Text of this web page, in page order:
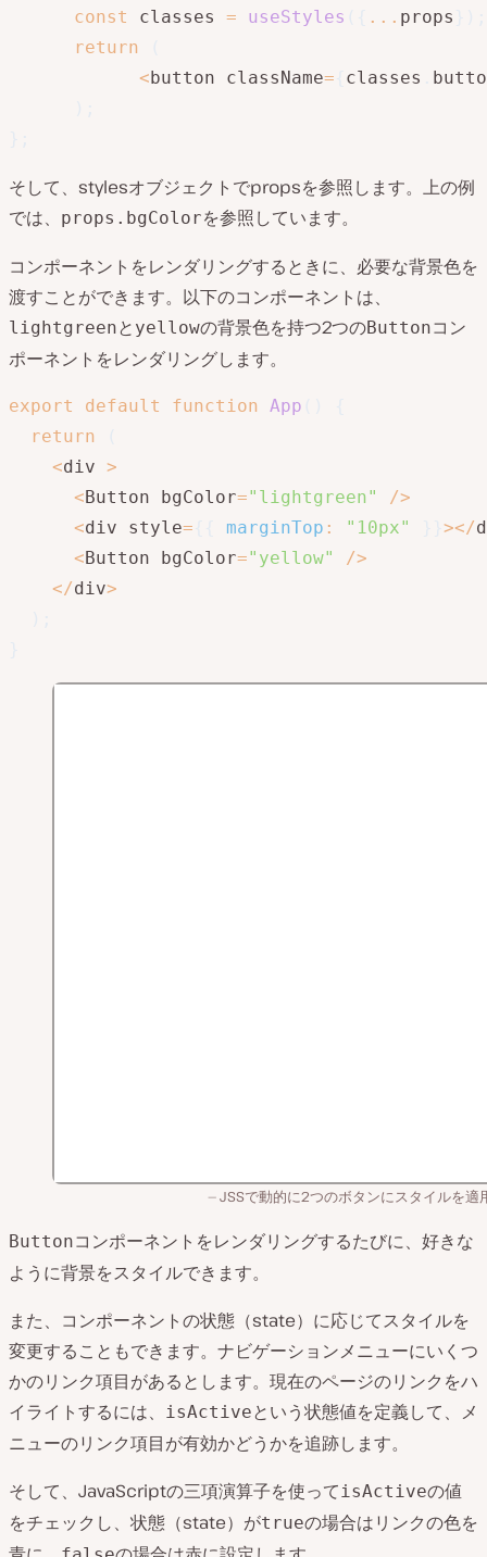
const classes = useStyles ... props
return
<button className= classes
そして、stylesオブジェクトでpropsを参照します。上の例
では、
props.bgColorを参照しています。
コンポーネントをレンダリングするときに、必要な背景色を
渡すことができます。以下のコンポーネントは、
lightgreenと yellowの背景色を持つ2つのButtonコン
ポーネントをレンダリングします。
export default function App
return
<div >
<Button bgColor="lightgreen" />
<div style= marginTop : "10px" ></
<Button bgColor="yellow" />
</div>
JSSで動的に2つのボタンにスタイルを適
Buttonコンポーネントをレンダリングするたびに、好きな
ように背景をスタイルできます。
また、コンポーネントの状態（state）に応じてスタイルを
変更することもできます。ナビゲーションメニューにいくつ
かのリンク項目があるとします。現在のページのリンクをハ
イライトするには、
isActiveという状態値を定義して、メ
ニューのリンク項目が有効かどうかを追跡します。
そして、JavaScriptの三項演算子を使ってisActiveの値
をチェックし、状態（state）がtrueの場合はリンクの色を